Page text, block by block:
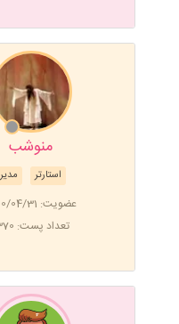
منوشب
مدیر استارتر
عضویت: 1400/04/31
تعداد پست: 1370